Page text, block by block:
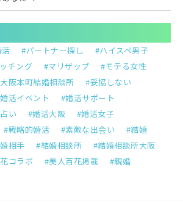
パートナー探し
ハイスペ男子
チング マリザップ
モテる女性
大阪本町結婚相談所
妥協しない
婚活イベント
婚活サポート
い 婚活大阪
婚活女子
戦略的婚活 素敵な出会い
結婚
相手 結婚相談所
結婚相談所大阪
コラボ 美人百花掲載 親婚